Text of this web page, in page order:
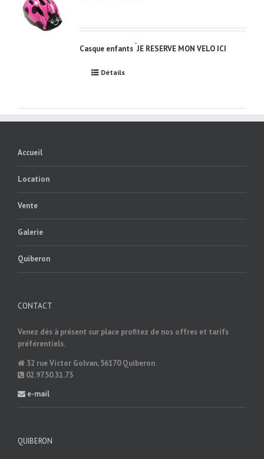
Casque enfants JE RESERVE MON VELO ICI
Détails
Accueil
Location
Vente
Galerie
Quiberon
CONTACT
Venez dès à présent sur place profitez de nos offres et tarifs
préférentiels.
32 rue Victor Golvan, 56170 Quiberon
02.97.50.31.73
e-mail
QUIBERON